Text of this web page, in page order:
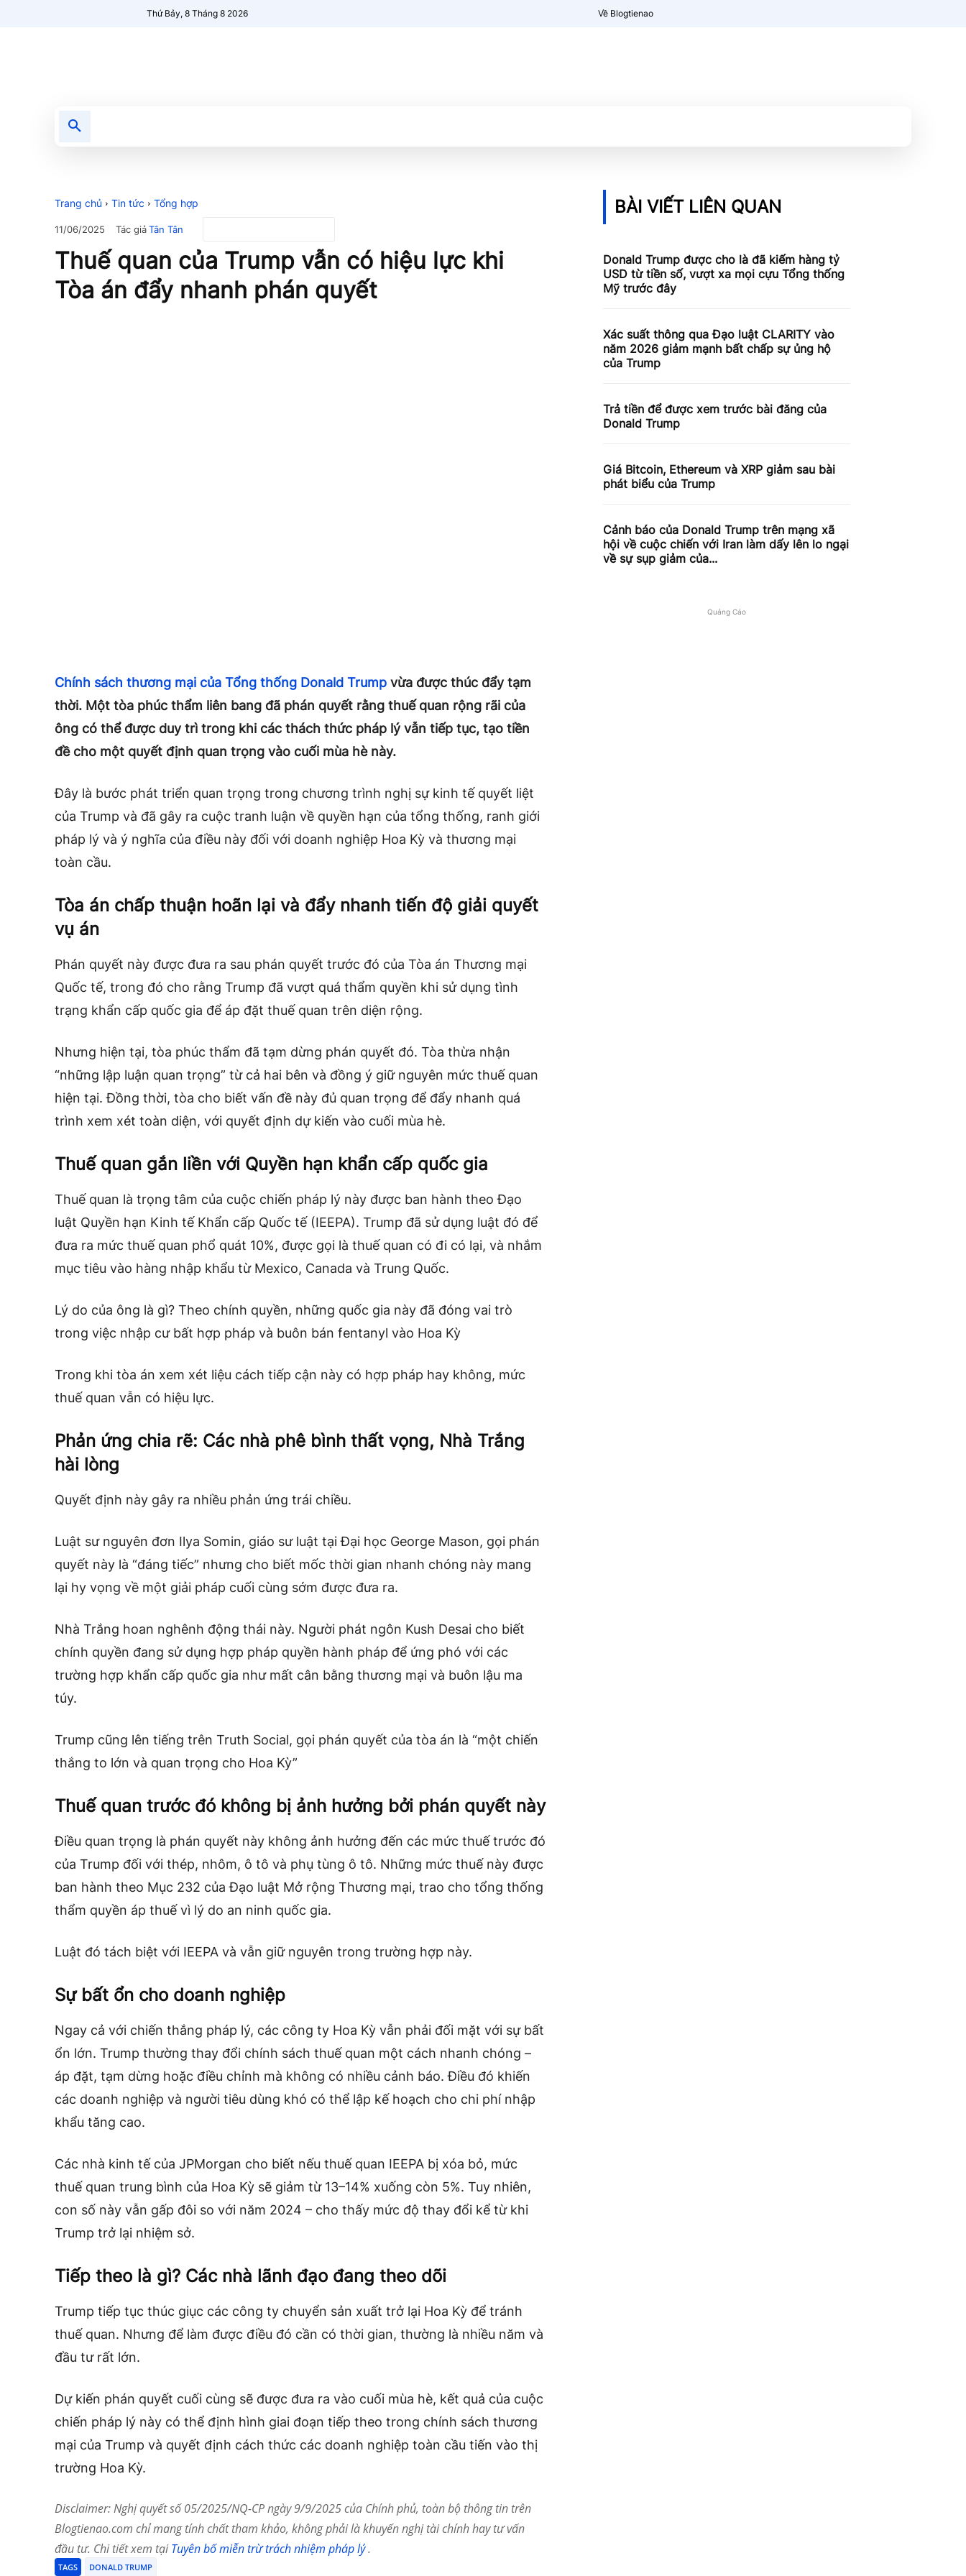
Thứ Bảy, 8 Tháng 8 2026 Về Blogtienao
Trang chủ Tin tức Tổng hợp
11/06/2025 Tác giảTân Tân
Thuế quan của Trump vẫn có hiệu lực khi
Tòa án đẩy nhanh phán quyết
Chính sách thương mại của Tổng thống Donald Trump vừa được thúc đẩy tạm
thời. Một tòa phúc thẩm liên bang đã phán quyết rằng thuế quan rộng rãi của
ông có thể được duy trì trong khi các thách thức pháp lý vẫn tiếp tục, tạo tiền
đề cho một quyết định quan trọng vào cuối mùa hè này.
Đây là bước phát triển quan trọng trong chương trình nghị sự kinh tế quyết liệt
của Trump và đã gây ra cuộc tranh luận về quyền hạn của tổng thống, ranh giới
pháp lý và ý nghĩa của điều này đối với doanh nghiệp Hoa Kỳ và thương mại
toàn cầu.
Tòa án chấp thuận hoãn lại và đẩy nhanh tiến độ giải quyết
vụ án
Phán quyết này được đưa ra sau phán quyết trước đó của Tòa án Thương mại
Quốc tế, trong đó cho rằng Trump đã vượt quá thẩm quyền khi sử dụng tình
trạng khẩn cấp quốc gia để áp đặt thuế quan trên diện rộng.
Nhưng hiện tại, tòa phúc thẩm đã tạm dừng phán quyết đó. Tòa thừa nhận
“những lập luận quan trọng” từ cả hai bên và đồng ý giữ nguyên mức thuế quan
hiện tại. Đồng thời, tòa cho biết vấn đề này đủ quan trọng để đẩy nhanh quá
trình xem xét toàn diện, với quyết định dự kiến ​​vào cuối mùa hè.
Thuế quan gắn liền với Quyền hạn khẩn cấp quốc gia
Thuế quan là trọng tâm của cuộc chiến pháp lý này được ban hành theo Đạo
luật Quyền hạn Kinh tế Khẩn cấp Quốc tế (IEEPA). Trump đã sử dụng luật đó để
đưa ra mức thuế quan phổ quát 10%, được gọi là thuế quan có đi có lại, và nhắm
mục tiêu vào hàng nhập khẩu từ Mexico, Canada và Trung Quốc.
Lý do của ông là gì? Theo chính quyền, những quốc gia này đã đóng vai trò
trong việc nhập cư bất hợp pháp và buôn bán fentanyl vào Hoa Kỳ
Trong khi tòa án xem xét liệu cách tiếp cận này có hợp pháp hay không, mức
thuế quan vẫn có hiệu lực.
Phản ứng chia rẽ: Các nhà phê bình thất vọng, Nhà Trắng
hài lòng
Quyết định này gây ra nhiều phản ứng trái chiều.
Luật sư nguyên đơn Ilya Somin, giáo sư luật tại Đại học George Mason, gọi phán
quyết này là “đáng tiếc” nhưng cho biết mốc thời gian nhanh chóng này mang
lại hy vọng về một giải pháp cuối cùng sớm được đưa ra.
Nhà Trắng hoan nghênh động thái này. Người phát ngôn Kush Desai cho biết
chính quyền đang sử dụng hợp pháp quyền hành pháp để ứng phó với các
trường hợp khẩn cấp quốc gia như mất cân bằng thương mại và buôn lậu ma
túy.
Trump cũng lên tiếng trên Truth Social, gọi phán quyết của tòa án là “một chiến
thắng to lớn và quan trọng cho Hoa Kỳ”
Thuế quan trước đó không bị ảnh hưởng bởi phán quyết này
Điều quan trọng là phán quyết này không ảnh hưởng đến các mức thuế trước đó
của Trump đối với thép, nhôm, ô tô và phụ tùng ô tô. Những mức thuế này được
ban hành theo Mục 232 của Đạo luật Mở rộng Thương mại, trao cho tổng thống
thẩm quyền áp thuế vì lý do an ninh quốc gia.
Luật đó tách biệt với IEEPA và vẫn giữ nguyên trong trường hợp này.
Sự bất ổn cho doanh nghiệp
Ngay cả với chiến thắng pháp lý, các công ty Hoa Kỳ vẫn phải đối mặt với sự bất
ổn lớn. Trump thường thay đổi chính sách thuế quan một cách nhanh chóng –
áp đặt, tạm dừng hoặc điều chỉnh mà không có nhiều cảnh báo. Điều đó khiến
các doanh nghiệp và người tiêu dùng khó có thể lập kế hoạch cho chi phí nhập
khẩu tăng cao.
Các nhà kinh tế của JPMorgan cho biết nếu thuế quan IEEPA bị xóa bỏ, mức
thuế quan trung bình của Hoa Kỳ sẽ giảm từ 13–14% xuống còn 5%. Tuy nhiên,
con số này vẫn gấp đôi so với năm 2024 – cho thấy mức độ thay đổi kể từ khi
Trump trở lại nhiệm sở.
Tiếp theo là gì? Các nhà lãnh đạo đang theo dõi
Trump tiếp tục thúc giục các công ty chuyển sản xuất trở lại Hoa Kỳ để tránh
thuế quan. Nhưng để làm được điều đó cần có thời gian, thường là nhiều năm và
đầu tư rất lớn.
Dự kiến ​​phán quyết cuối cùng sẽ được đưa ra vào cuối mùa hè, kết quả của cuộc
chiến pháp lý này có thể định hình giai đoạn tiếp theo trong chính sách thương
mại của Trump và quyết định cách thức các doanh nghiệp toàn cầu tiến vào thị
trường Hoa Kỳ.
Disclaimer: Nghị quyết số 05/2025/NQ-CP ngày 9/9/2025 của Chính phủ, toàn bộ thông tin trên
Blogtienao.com chỉ mang tính chất tham khảo, không phải là khuyến nghị tài chính hay tư vấn
đầu tư. Chi tiết xem tạiTuyên bố miễn trừ trách nhiệm pháp lý.
TAGS DONALD TRUMP
BÀI VIẾT LIÊN QUAN
Donald Trump được cho là đã kiếm hàng tỷ
USD từ tiền số, vượt xa mọi cựu Tổng thống
Mỹ trước đây
Xác suất thông qua Đạo luật CLARITY vào
năm 2026 giảm mạnh bất chấp sự ủng hộ
của Trump
Trả tiền để được xem trước bài đăng của
Donald Trump
Giá Bitcoin, Ethereum và XRP giảm sau bài
phát biểu của Trump
Cảnh báo của Donald Trump trên mạng xã
hội về cuộc chiến với Iran làm dấy lên lo ngại
về sự sụp giảm của...
Quảng Cáo